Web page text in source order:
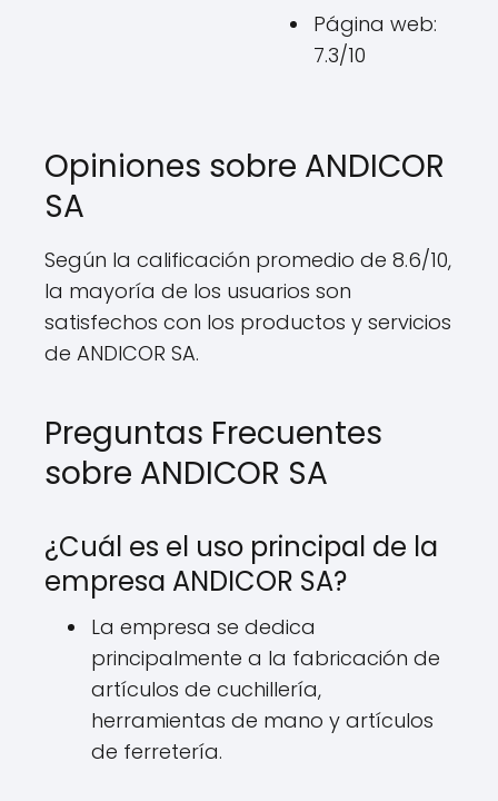
Página web:
7.3/10
Opiniones sobre ANDICOR
SA
Según la calificación promedio de 8.6/10,
la mayoría de los usuarios son
satisfechos con los productos y servicios
de ANDICOR SA.
Preguntas Frecuentes
sobre ANDICOR SA
¿Cuál es el uso principal de la
empresa ANDICOR SA?
La empresa se dedica
principalmente a la fabricación de
artículos de cuchillería,
herramientas de mano y artículos
de ferretería.